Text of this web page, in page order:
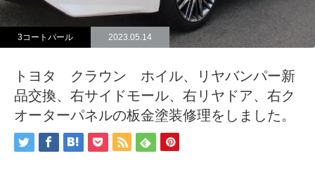
3コートパール 2023.05.14
トヨタ クラウン ホイル、リヤバンパー新
品交換、右サイドモール、右リヤドア、右ク
オーターパネルの板金塗装修理をしました。